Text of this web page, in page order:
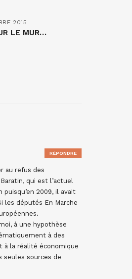
2015
LE MUR…
au refus des
qui est l’actuel
2009, il avait
les députés En Marche
à une hypothèse
à des
à la réalité économique
seules sources de
RÉPONDRE